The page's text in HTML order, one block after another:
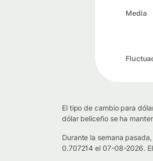
Media
El tipo de cambio para
dólar beliceño se ha
Durante la semana
0.707214 el 07-08-2026.